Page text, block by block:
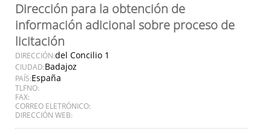
Dirección para la obtención de
información adicional sobre proceso de
licitación
DIRECCIÓN:del Concilio 1
CIUDAD:Badajoz
PAÍS:España
TLFNO:
FAX:
CORREO ELETRÓNICO:
DIRECCIÓN WEB: